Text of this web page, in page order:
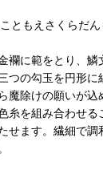
えさくらだ
に範をとり、鱗
の勾玉を円形に
除けの願いが込
を組み合わせる
ます。繊細で調